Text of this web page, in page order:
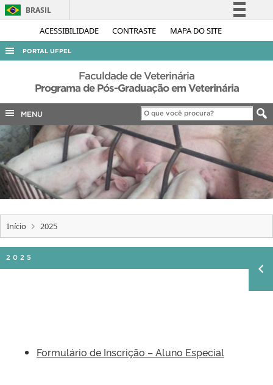
ACESSIBILIDADE CONTRASTE MAPA DO SITE
BRASIL
Simplifique!
Acesso à informação
Legislação
Canais
PORTAL UFPEL
ACESSO À INFORMAÇÃO
AUDITORIA
COBALTO
CONCURSOS
EDITAIS
INTERNACIONAL
OUVIDORIA
PORTARIAS
TELEFONES
Faculdade de Veterinária
Programa de Pós-Graduação em Veterinária
MENU
Início 2025
2025
Formulário de Inscrição – Aluno Especial